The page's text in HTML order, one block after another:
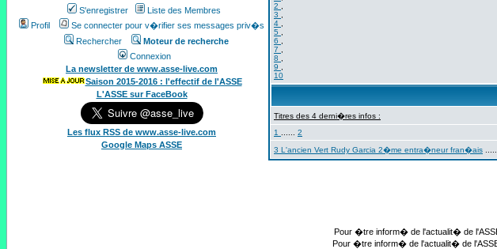
S'enregistrer
Liste des Membres
Profil
Se connecter pour v�rifier ses messages priv�s
Rechercher
Moteur de recherche
Connexion
La newsletter de www.asse-live.com
Saison 2015-2016 : l'effectif de l'ASSE
L'ASSE sur FaceBook
Les flux RSS de www.asse-live.com
Google Maps ASSE
2
3
4
5
6
7
8
9
10
Titres des 4 derni�res infos :
1
2
3 L'ancien Vert Rudy Garcia 2�me entra�neur fran�ais
Pour �tre inform� de l'actualit� de
Pour �tre inform� de l'actualit� de